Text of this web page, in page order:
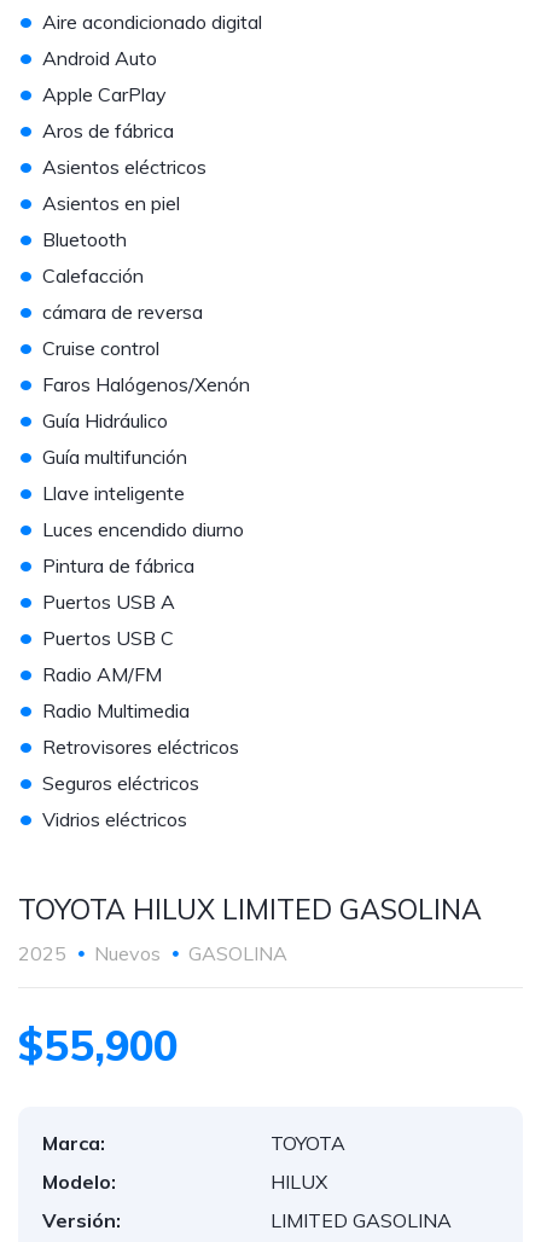
• Aire acondicionado digital
• Android Auto
• Apple CarPlay
• Aros de fábrica
• Asientos eléctricos
• Asientos en piel
• Bluetooth
• Calefacción
• cámara de reversa
• Cruise control
• Faros Halógenos/Xenón
• Guía Hidráulico
• Guía multifunción
• Llave inteligente
• Luces encendido diurno
• Pintura de fábrica
• Puertos USB A
• Puertos USB C
• Radio AM/FM
• Radio Multimedia
• Retrovisores eléctricos
• Seguros eléctricos
• Vidrios eléctricos
TOYOTA HILUX LIMITED GASOLINA
2025 Nuevos GASOLINA
$55,900
Marca:
TOYOTA
Modelo:
HILUX
Versión:
LIMITED GASOLINA